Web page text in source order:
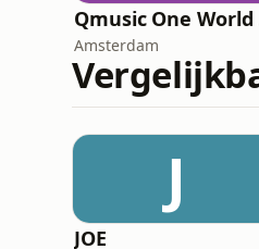
Amsterdam
J
JOE